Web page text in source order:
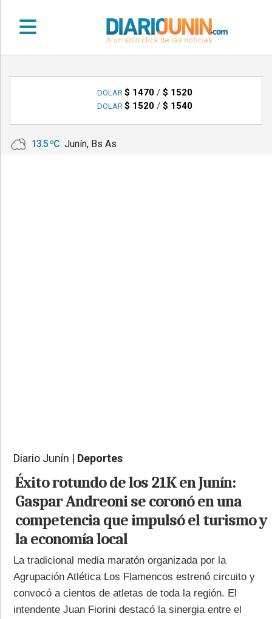
•
LOCALES
•
DOLAR $ 1470/ $ 1520
DOLAR $ 1520/ $ 1540
13.5 ºC Junín, Bs As
Diario Junín | Deportes
Éxito rotundo de los 21K en Junín:
Gaspar Andreoni se coronó en una
competencia que impulsó el turismo y
la economía local
La tradicional media maratón organizada por la
Agrupación Atlética Los Flamencos estrenó circuito y
convocó a cientos de atletas de toda la región. El
intendente Juan Fiorini destacó la sinergia entre el